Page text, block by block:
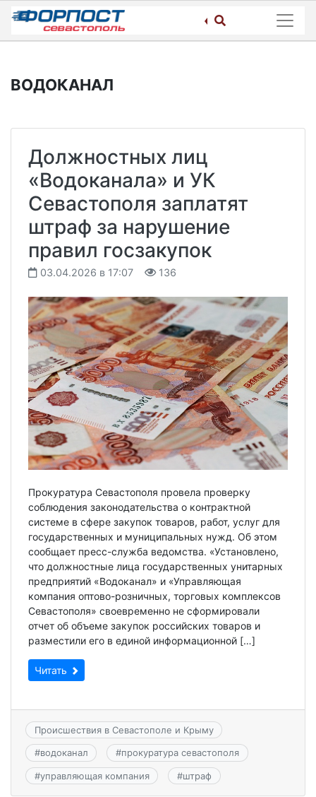
Skip
content
ВОДОКАНАЛ
Должностных лиц
«Водоканала» и УК
Севастополя заплатят
штраф за нарушение
правил госзакупок
03.04.2026 в 17:07 136
Прокуратура Севастополя провела проверку
соблюдения законодательства о контрактной
системе в сфере закупок товаров, работ, услуг для
государственных и муниципальных нужд. Об этом
сообщает пресс-служба ведомства. «Установлено,
что должностные лица государственных унитарных
предприятий «Водоканал» и «Управляющая
компания оптово-розничных, торговых комплексов
Севастополя» своевременно не сформировали
отчет об объеме закупок российских товаров и
разместили его в единой информационной […]
Читать
Происшествия в Севастополе и Крыму
#водоканал #прокуратура севастополя
#управляющая компания #штраф